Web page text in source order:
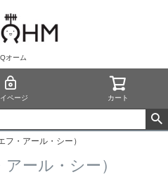
オーム
ページ カート
フ・アール・シー）
ール・シー）